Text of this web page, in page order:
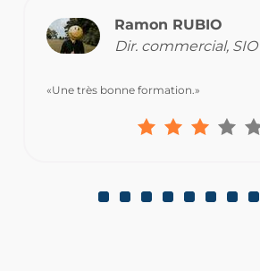
Ramon RUBIO
Dir. commercial, SIO
«Une très bonne formation.»